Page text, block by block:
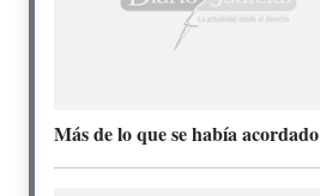
Más de lo que se había acordado